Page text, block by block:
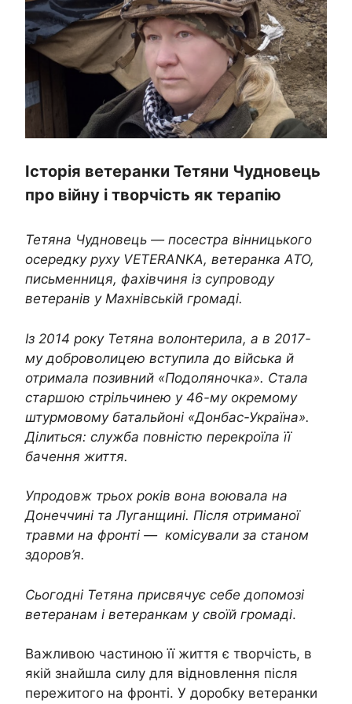
Історія ветеранки Тетяни Чудновець
про війну і творчість як терапію
Тетяна Чудновець — посестра вінницького
осередку руху VETERANKA, ветеранка АТО,
письменниця, фахівчиня із супроводу
ветеранів у Махнівській громаді.
Із 2014 року Тетяна волонтерила, а в 2017-
му доброволицею вступила до війська й
отримала позивний «Подоляночка». Стала
старшою стрільчинею у 46-му окремому
штурмовому батальйоні «Донбас-Україна».
Ділиться: служба повністю перекроїла її
бачення життя.
Упродовж трьох років вона воювала на
Донеччині та Луганщині. Після отриманої
травми на фронті — комісували за станом
здоров’я.
Сьогодні Тетяна присвячує себе допомозі
ветеранам і ветеранкам у своїй громаді.
Важливою частиною її життя є творчість, в
якій знайшла силу для відновлення після
пережитого на фронті. У доробку ветеранки